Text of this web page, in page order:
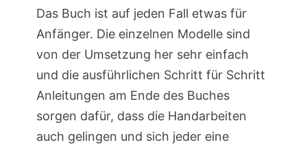
Das Buch ist auf jeden Fall etwas für
Anfänger. Die einzelnen Modelle sind
von der Umsetzung her sehr einfach
und die ausführlichen Schritt für Schritt
Anleitungen am Ende des Buches
sorgen dafür, dass die Handarbeiten
auch gelingen und sich jeder eine